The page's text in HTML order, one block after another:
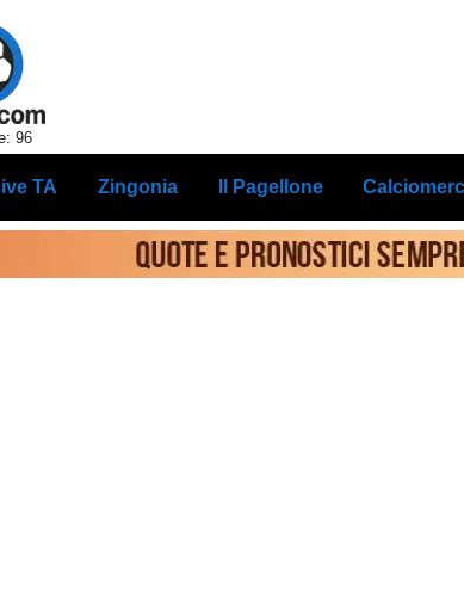
96
TA Zingonia Il Pagellone